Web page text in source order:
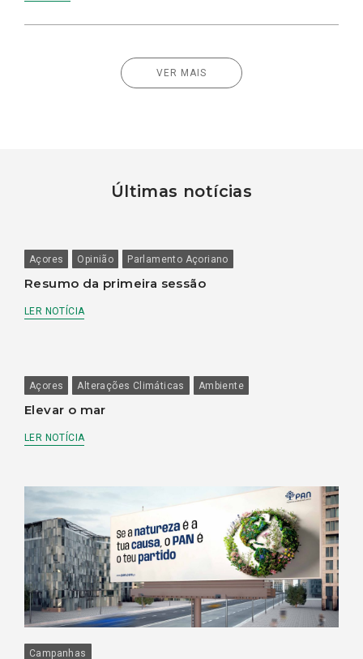
VER MAIS
Últimas notícias
Açores Opinião Parlamento Açoriano
Resumo da primeira sessão
LER NOTÍCIA
Açores Alterações Climáticas Ambiente
Elevar o mar
LER NOTÍCIA
Campanhas